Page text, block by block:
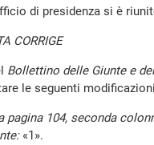
di presidenza si è
CORRIGE
Bollettino delle Giunte e
le seguenti
pagina 104, seconda
«1».